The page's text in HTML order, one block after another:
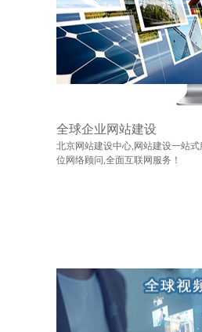
全球企业网站建设
北京网站建设中心,网站建设一站
位网络顾问,全面互联网服务！